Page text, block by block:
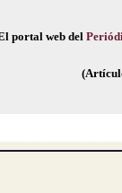
portal web del